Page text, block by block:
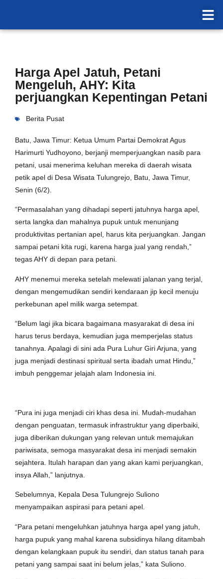
Harga Apel Jatuh, Petani
Mengeluh, AHY: Kita
perjuangkan Kepentingan Petani
Berita Pusat
Batu, Jawa Timur: Ketua Umum Partai Demokrat Agus
Harimurti Yudhoyono, berjanji memperjuangkan nasib para
petani, usai menerima keluhan mereka di daerah wisata
petik apel di Desa Wisata Tulungrejo, Batu, Jawa Timur,
Senin (6/2).
“Permasalahan yang dihadapi seperti jatuhnya harga apel,
serta langka dan mahalnya pupuk untuk menunjang
produktivitas pertanian apel, harus kita perjuangkan. Jangan
sampai petani kita rugi, karena harga jual yang rendah,”
tegas AHY di depan para petani.
AHY menemui mereka setelah melewati jalanan yang terjal,
dengan mengemudikan sendiri kendaraan jip kecil menuju
perkebunan apel milik warga setempat.
“Belum lagi jika bicara bagaimana masyarakat di desa ini
harus terus berdaya, kemudian juga memperjelas status
tanahnya. Apalagi di sini ada Pura Luhur Giri Arjuna, yang
juga menjadi destinasi spiritual serta ibadah umat Hindu,”
imbuh penggemar jelajah alam Indonesia ini.
“Pura ini juga menjadi ciri khas desa ini. Mudah-mudahan
dengan penguatan, termasuk infrastruktur yang diperbaiki,
juga diberikan dukungan yang relevan untuk memajukan
pariwisata, semoga masyarakat desa ini menjadi semakin
sejahtera. Itulah harapan dan yang akan kami perjuangkan,
insya Allah,” lanjutnya.
Sebelumnya, Kepala Desa Tulungrejo Suliono
menyampaikan aspirasi para petani apel.
“Para petani mengeluhkan jatuhnya harga apel yang jatuh,
harga pupuk yang mahal karena subsidinya hilang ditambah
dengan kelangkaan pupuk itu sendiri, dan status tanah para
petani yang sampai saat ini belum jelas,” kata Suliono.